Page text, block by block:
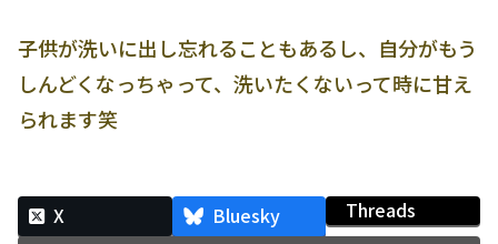
子供が洗いに出し忘れることもあるし、自分がもう
しんどくなっちゃって、洗いたくないって時に甘え
られます笑
X Bluesky Threads